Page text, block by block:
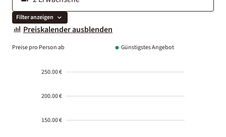
Filter anzeigen
Preiskalender ausblenden
Preise pro Person ab Günstigstes Angebot
250.00 €
200.00 €
150.00 €